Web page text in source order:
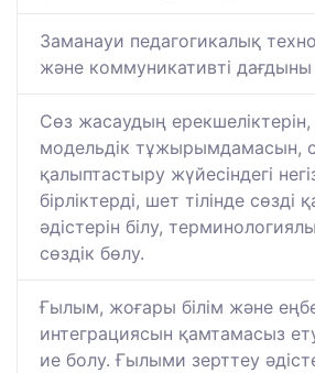
Заманауи педагогикалық
және коммуникативті дағдыны
Сөз жасаудың ерекшеліктерін,
модельдік тұжырымдамасын,
қалыптастыру жүйесіндегі
бірліктерді, шет тілінде сөзді
әдістерін білу,
сөздік бөлу.
Ғылым, жоғары білім және
интеграциясын қамтамасыз
ие болу. Ғылыми зерттеу